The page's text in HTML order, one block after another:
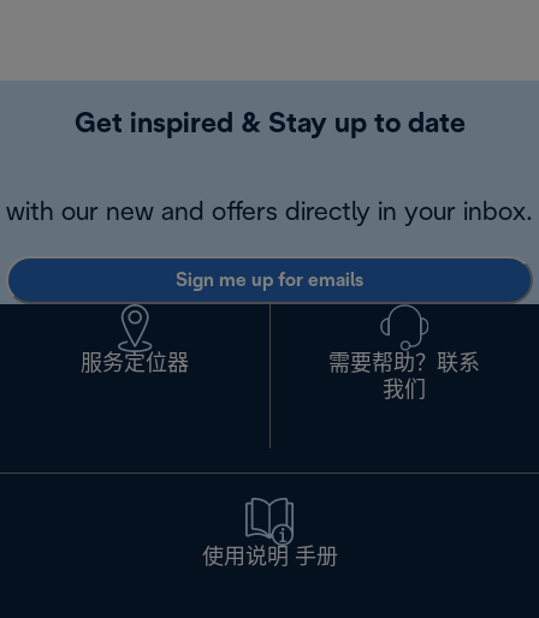
Get inspired & Stay up to date
with our new and offers directly in your inbox.
Sign me up for emails
服务定位器
需要帮助？联系
我们
使用说明 手册